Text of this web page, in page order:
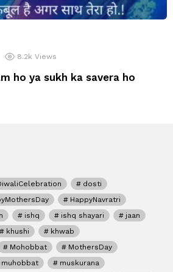
8.2k Views
ho ya sukh ka savera ho
dosti
HappyNavratri
ishq ishq shayari
jaan
khushi
khwab
Mohobbat
MothersDay
muhobbat
muskurana